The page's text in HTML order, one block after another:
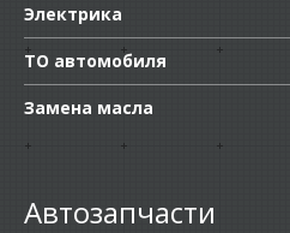
Электрика
ТО автомобиля
Замена масла
Автозапчасти